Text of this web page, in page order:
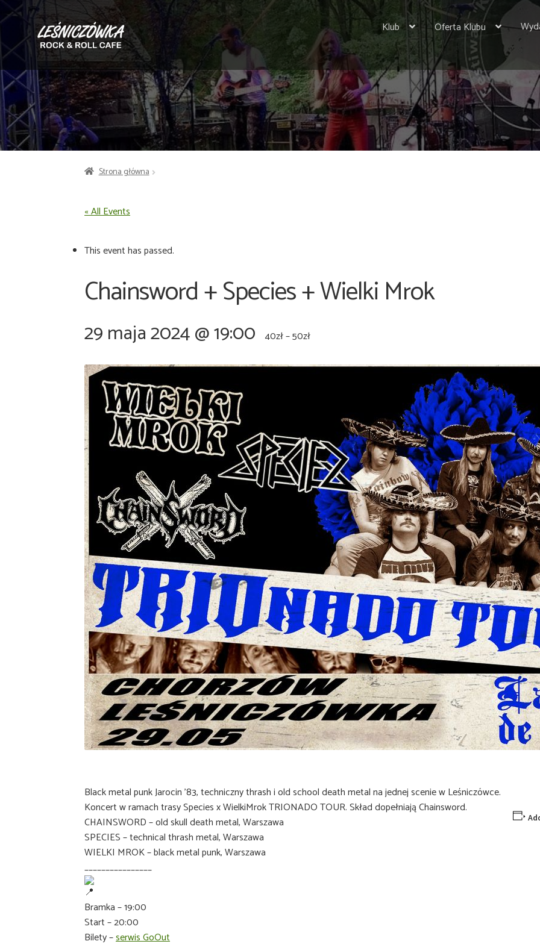
Przejdź
nawigacji
Przejdź
treści
Klub Oferta Klubu
Strona główna
« All Events
This event has passed.
Chainsword + Species + Wielki Mrok
29 maja 2024 @ 19:00 40zł – 50zł
Black metal punk Jarocin ’83, techniczny thrash i old school death metal na jednej scenie w Leśniczówce.
Koncert w ramach trasy Species x WielkiMrok TRIONADO TOUR. Skład dopełniają Chainsword.
CHAINSWORD – old skull death metal, Warszawa
SPECIES – technical thrash metal, Warszawa
WIELKI MROK – black metal punk, Warszawa
________________
Bramka – 19:00
Start – 20:00
Bilety –serwis GoOut